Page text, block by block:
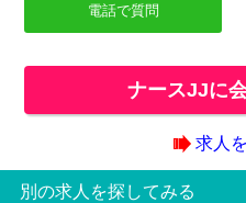
電話で質問
ナースJJに
求人
別の求人を探してみる